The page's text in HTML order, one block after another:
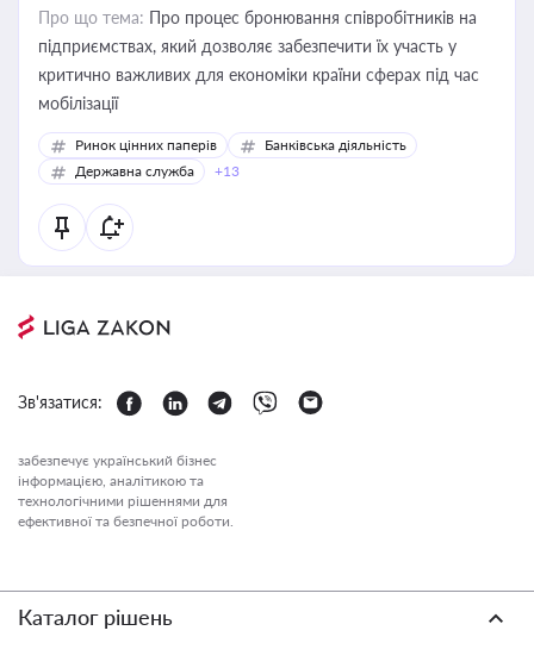
Про що тема: Про процес бронювання співробітників на
підприємствах, який дозволяє забезпечити їх участь у
критично важливих для економіки країни сферах під час
мобілізації
Ринок цінних паперів
Банківська діяльність
Державна служба
+13
Зв'язатися:
забезпечує український бізнес
інформацією, аналітикою та
технологічними рішеннями для
ефективної та безпечної роботи.
Каталог рішень